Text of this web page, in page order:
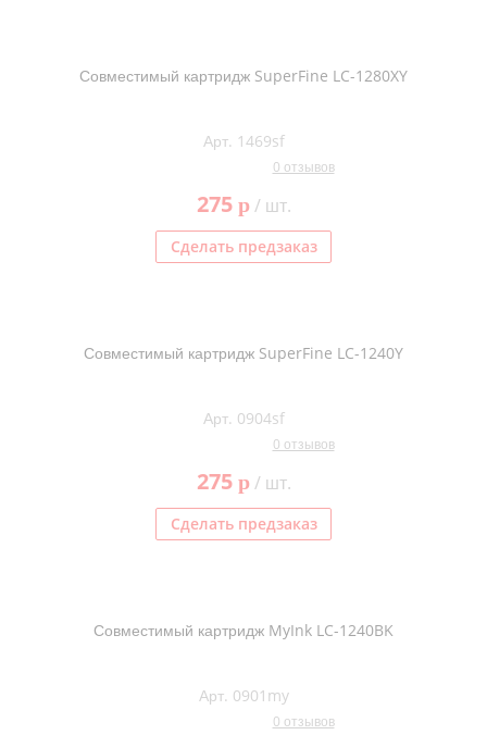
Совместимый картридж SuperFine LC-1280XY
Арт. 1469sf
0 отзывов
275 p/ шт.
Сделать предзаказ
Совместимый картридж SuperFine LC-1240Y
Арт. 0904sf
0 отзывов
275 p/ шт.
Сделать предзаказ
Совместимый картридж MyInk LC-1240BK
Арт. 0901my
0 отзывов